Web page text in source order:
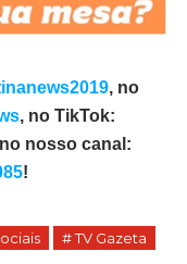
, no
, no TikTok:
nosso canal:
!
# TV Gazeta